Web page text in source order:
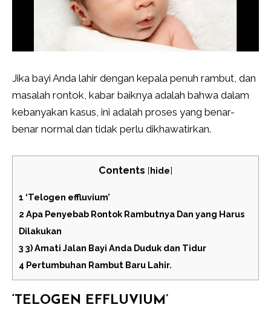
Jika bayi Anda lahir dengan kepala penuh rambut, dan
masalah rontok, kabar baiknya adalah bahwa dalam
kebanyakan kasus, ini adalah proses yang benar-
benar normal dan tidak perlu dikhawatirkan.
Contents [hide]
1 ‘Telogen effluvium’
2 Apa Penyebab Rontok Rambutnya Dan yang Harus
Dilakukan
3 3) Amati Jalan Bayi Anda Duduk dan Tidur
4 Pertumbuhan Rambut Baru Lahir.
‘TELOGEN EFFLUVIUM’